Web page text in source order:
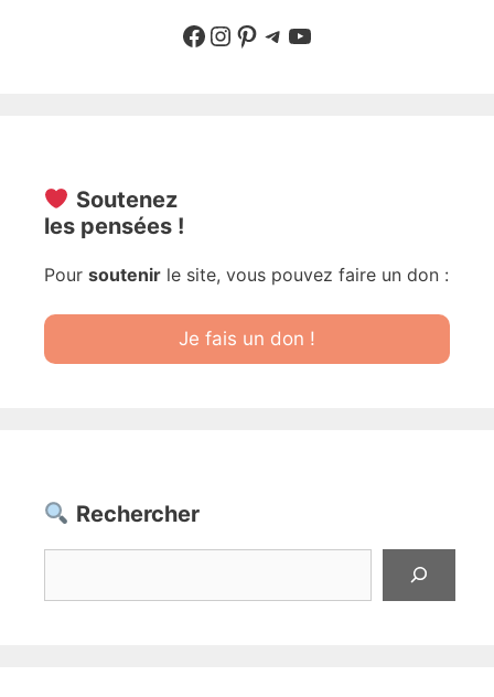
Suivre sur Facebook
Suivre sur Instagram
Pinterest
Sur Telegram
YouTube
Soutenez
les pensées !
Pour soutenir le site, vous pouvez faire un don :
Je fais un don !
Rechercher